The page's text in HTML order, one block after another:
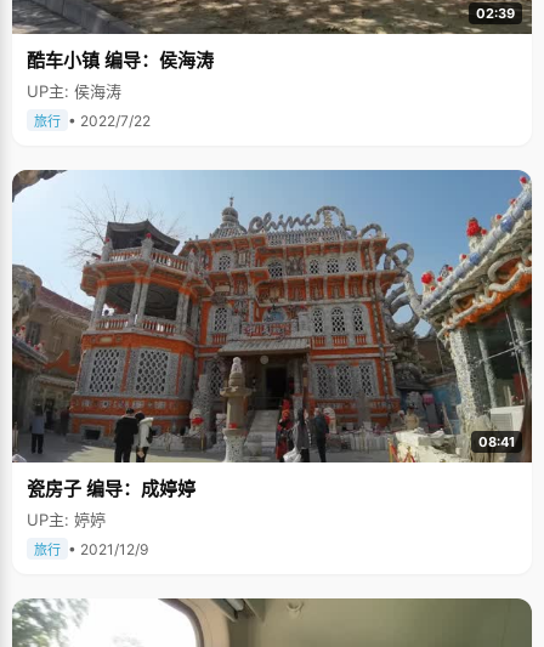
02:39
酷车小镇 编导：侯海涛
UP主: 侯海涛
旅行 • 2022/7/22
08:41
瓷房子 编导：成婷婷
UP主: 婷婷
旅行 • 2021/12/9